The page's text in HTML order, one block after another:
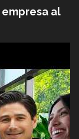
al